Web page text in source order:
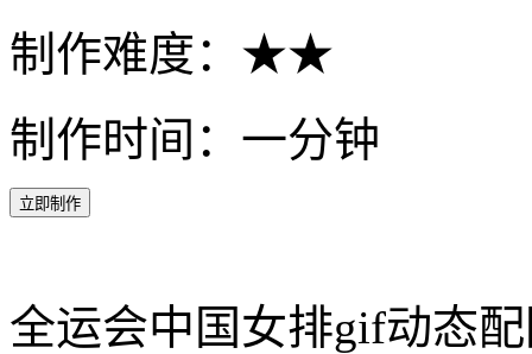
制作难度：★★
制作时间：一分钟
立即制作
全运会中国女排gif动态